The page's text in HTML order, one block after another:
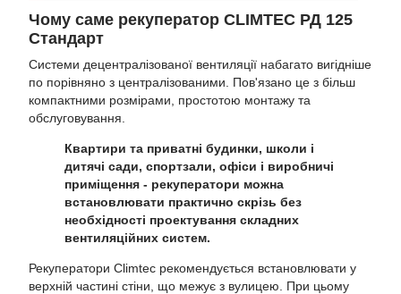
Чому саме рекуператор CLIMTEC РД 125
Стандарт
Системи децентралізованої вентиляції набагато вигідніше
по порівняно з централізованими. Пов'язано це з більш
компактними розмірами, простотою монтажу та
обслуговування.
Квартири та приватні будинки, школи і
дитячі сади, спортзали, офіси і виробничі
приміщення - рекуператори можна
встановлювати практично скрізь без
необхідності проектування складних
вентиляційних систем.
Рекуператори Climtec рекомендується встановлювати у
верхній частині стіни, що межує з вулицею. При цьому